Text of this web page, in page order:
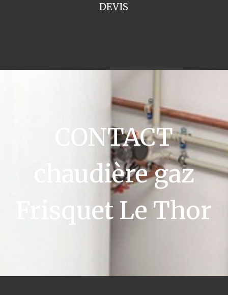
DEVIS
CONTACT
chaudière gaz
Frisquet Le Thor